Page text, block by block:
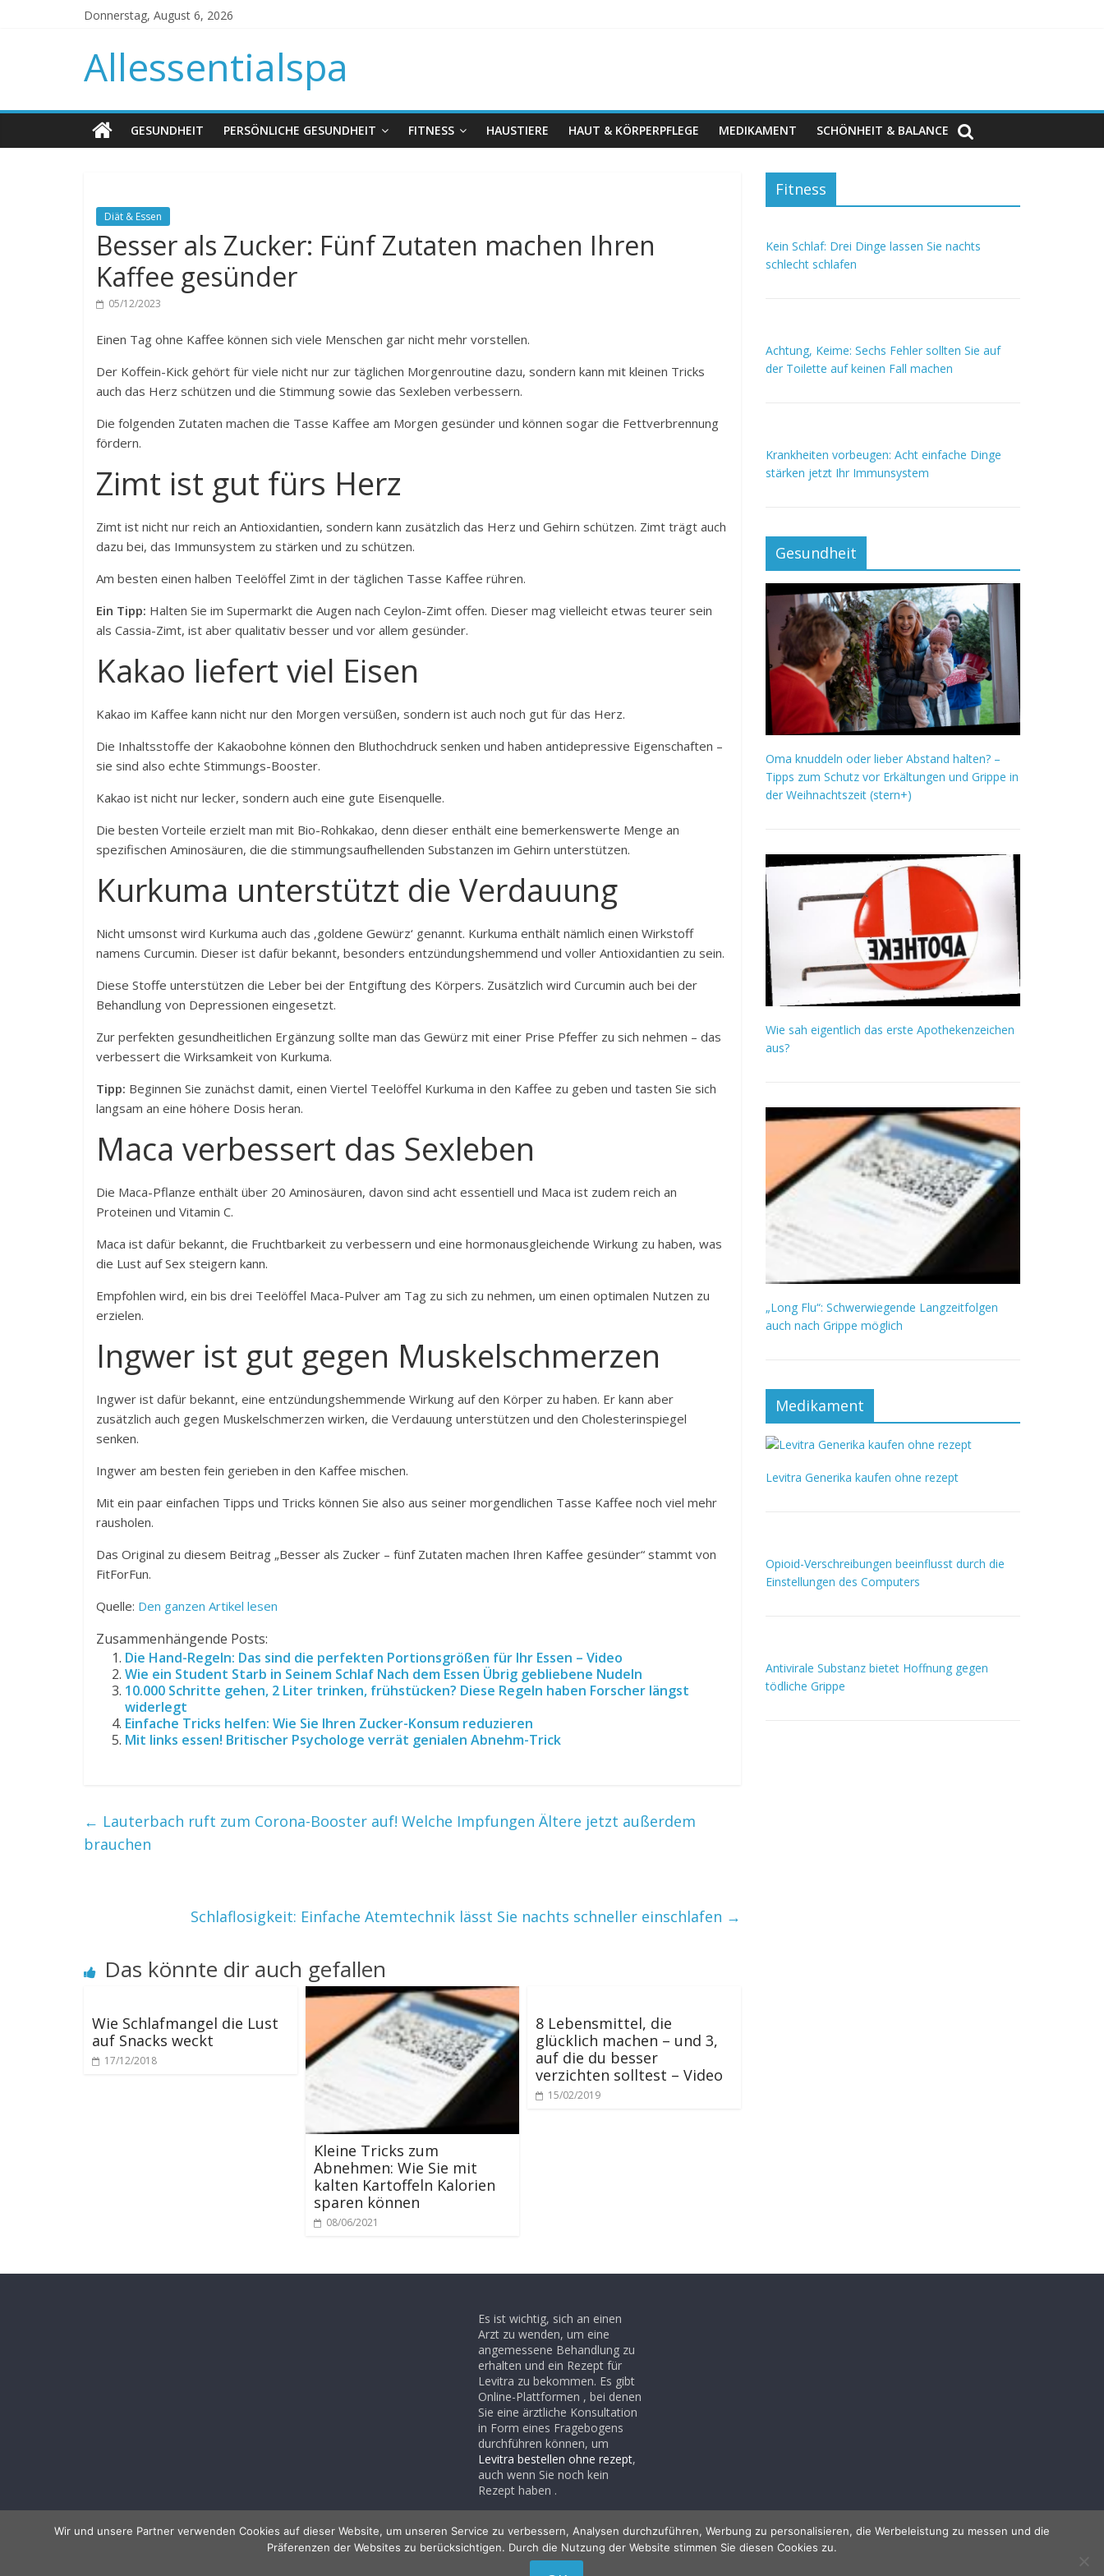
Donnerstag, August 6, 2026
Allessentialspa
GESUNDHEIT PERSÖNLICHE GESUNDHEIT FITNESS HAUSTIERE HAUT & KÖRPERPFLEGE MEDIKAMENT SCHÖNHEIT & BALANCE
Diät & Essen
Besser als Zucker: Fünf Zutaten machen Ihren
Kaffee gesünder
05/12/2023
Einen Tag ohne Kaffee können sich viele Menschen gar nicht mehr vorstellen.
Der Koffein-Kick gehört für viele nicht nur zur täglichen Morgenroutine dazu, sondern kann mit kleinen Tricks
auch das Herz schützen und die Stimmung sowie das Sexleben verbessern.
Die folgenden Zutaten machen die Tasse Kaffee am Morgen gesünder und können sogar die Fettverbrennung
fördern.
Zimt ist gut fürs Herz
Zimt ist nicht nur reich an Antioxidantien, sondern kann zusätzlich das Herz und Gehirn schützen. Zimt trägt auch
dazu bei, das Immunsystem zu stärken und zu schützen.
Am besten einen halben Teelöffel Zimt in der täglichen Tasse Kaffee rühren.
Ein Tipp: Halten Sie im Supermarkt die Augen nach Ceylon-Zimt offen. Dieser mag vielleicht etwas teurer sein
als Cassia-Zimt, ist aber qualitativ besser und vor allem gesünder.
Kakao liefert viel Eisen
Kakao im Kaffee kann nicht nur den Morgen versüßen, sondern ist auch noch gut für das Herz.
Die Inhaltsstoffe der Kakaobohne können den Bluthochdruck senken und haben antidepressive Eigenschaften –
sie sind also echte Stimmungs-Booster.
Kakao ist nicht nur lecker, sondern auch eine gute Eisenquelle.
Die besten Vorteile erzielt man mit Bio-Rohkakao, denn dieser enthält eine bemerkenswerte Menge an
spezifischen Aminosäuren, die die stimmungsaufhellenden Substanzen im Gehirn unterstützen.
Kurkuma unterstützt die Verdauung
Nicht umsonst wird Kurkuma auch das ‚goldene Gewürz‘ genannt. Kurkuma enthält nämlich einen Wirkstoff
namens Curcumin. Dieser ist dafür bekannt, besonders entzündungshemmend und voller Antioxidantien zu sein.
Diese Stoffe unterstützen die Leber bei der Entgiftung des Körpers. Zusätzlich wird Curcumin auch bei der
Behandlung von Depressionen eingesetzt.
Zur perfekten gesundheitlichen Ergänzung sollte man das Gewürz mit einer Prise Pfeffer zu sich nehmen – das
verbessert die Wirksamkeit von Kurkuma.
Tipp: Beginnen Sie zunächst damit, einen Viertel Teelöffel Kurkuma in den Kaffee zu geben und tasten Sie sich
langsam an eine höhere Dosis heran.
Maca verbessert das Sexleben
Die Maca-Pflanze enthält über 20 Aminosäuren, davon sind acht essentiell und Maca ist zudem reich an
Proteinen und Vitamin C.
Maca ist dafür bekannt, die Fruchtbarkeit zu verbessern und eine hormonausgleichende Wirkung zu haben, was
die Lust auf Sex steigern kann.
Empfohlen wird, ein bis drei Teelöffel Maca-Pulver am Tag zu sich zu nehmen, um einen optimalen Nutzen zu
erzielen.
Ingwer ist gut gegen Muskelschmerzen
Ingwer ist dafür bekannt, eine entzündungshemmende Wirkung auf den Körper zu haben. Er kann aber
zusätzlich auch gegen Muskelschmerzen wirken, die Verdauung unterstützen und den Cholesterinspiegel
senken.
Ingwer am besten fein gerieben in den Kaffee mischen.
Mit ein paar einfachen Tipps und Tricks können Sie also aus seiner morgendlichen Tasse Kaffee noch viel mehr
rausholen.
Das Original zu diesem Beitrag „Besser als Zucker – fünf Zutaten machen Ihren Kaffee gesünder“ stammt von
FitForFun.
Quelle: Den ganzen Artikel lesen
Zusammenhängende Posts:
Die Hand-Regeln: Das sind die perfekten Portionsgrößen für Ihr Essen – Video
Wie ein Student Starb in Seinem Schlaf Nach dem Essen Übrig gebliebene Nudeln
10.000 Schritte gehen, 2 Liter trinken, frühstücken? Diese Regeln haben Forscher längst
widerlegt
Einfache Tricks helfen: Wie Sie Ihren Zucker-Konsum reduzieren
Mit links essen! Britischer Psychologe verrät genialen Abnehm-Trick
← Lauterbach ruft zum Corona-Booster auf! Welche Impfungen Ältere jetzt außerdem
brauchen
Schlaflosigkeit: Einfache Atemtechnik lässt Sie nachts schneller einschlafen →
Das könnte dir auch gefallen
Wie Schlafmangel die Lust
auf Snacks weckt
17/12/2018
Kleine Tricks zum
Abnehmen: Wie Sie mit
kalten Kartoffeln Kalorien
sparen können
08/06/2021
8 Lebensmittel, die
glücklich machen – und 3,
auf die du besser
verzichten solltest – Video
15/02/2019
Fitness
Kein Schlaf: Drei Dinge lassen Sie nachts
schlecht schlafen
Achtung, Keime: Sechs Fehler sollten Sie auf
der Toilette auf keinen Fall machen
Krankheiten vorbeugen: Acht einfache Dinge
stärken jetzt Ihr Immunsystem
Gesundheit
Oma knuddeln oder lieber Abstand halten? –
Tipps zum Schutz vor Erkältungen und Grippe in
der Weihnachtszeit (stern+)
Wie sah eigentlich das erste Apothekenzeichen
aus?
„Long Flu“: Schwerwiegende Langzeitfolgen
auch nach Grippe möglich
Medikament
Levitra Generika kaufen ohne rezept
Opioid-Verschreibungen beeinflusst durch die
Einstellungen des Computers
Antivirale Substanz bietet Hoffnung gegen
tödliche Grippe
Es ist wichtig, sich an einen
Arzt zu wenden, um eine
angemessene Behandlung zu
erhalten und ein Rezept für
Levitra zu bekommen. Es gibt
Online-Plattformen , bei denen
Sie eine ärztliche Konsultation
in Form eines Fragebogens
durchführen können, um
Levitra bestellen ohne rezept,
auch wenn Sie noch kein
Rezept haben .
Wir und unsere Partner verwenden Cookies auf dieser Website, um unseren Service zu verbessern, Analysen durchzuführen, Werbung zu personalisieren, die Werbeleistung zu messen und die
Präferenzen der Websites zu berücksichtigen. Durch die Nutzung der Website stimmen Sie diesen Cookies zu.